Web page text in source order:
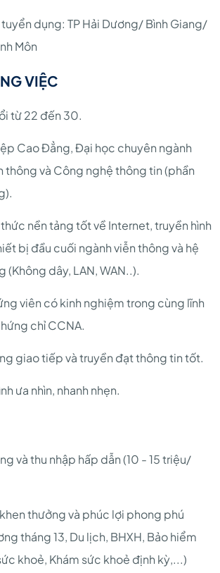
tuyển dụng: TP Hải Dương/ Bình Giang/
Môn
VIỆC
từ 22 đến 30.
Cao Đẳng, Đại học chuyên ngành
thông và Công nghệ thông tin (phần
nền tảng tốt về Internet, truyền hình
bị đầu cuối ngành viễn thông và hệ
(Không dây, LAN, WAN..).
viên có kinh nghiệm trong cùng lĩnh
chỉ CCNA.
giao tiếp và truyền đạt thông tin tốt.
ưa nhìn, nhanh nhẹn.
và thu nhập hấp dẫn (10 - 15 triệu/
thưởng và phúc lợi phong phú
tháng 13, Du lịch, BHXH, Bảo hiểm
khoẻ, Khám sức khoẻ định kỳ,...)